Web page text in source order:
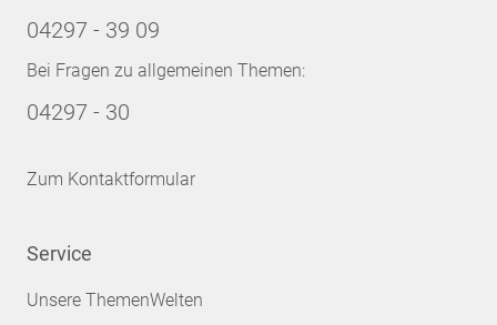
04297 - 39 09
Bei Fragen zu allgemeinen Themen:
04297 - 30
Zum Kontaktformular
Service
Unsere ThemenWelten